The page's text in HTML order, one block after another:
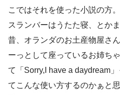
こではそれを使った小説の方。
スランバーはうたた寝、とかま
昔、オランダのお土産物屋さ
ーっとして座っているお姉ち
て「Sorry,I have a daydream
てこんな使い方するのかぁと